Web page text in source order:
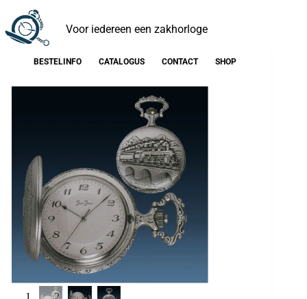
Voor iedereen een zakhorloge
BESTELINFO CATALOGUS CONTACT SHOP